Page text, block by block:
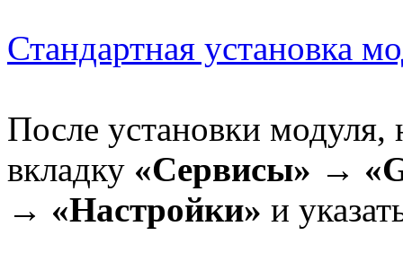
Стандартная установка
После установки модуля,
вкладку «Сервисы» →
→ «Настройки» и